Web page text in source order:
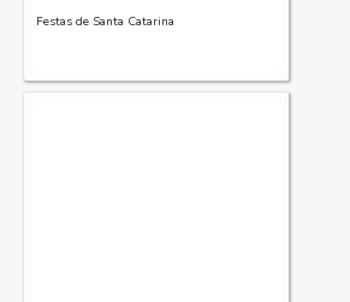
Festas de Santa Catarina